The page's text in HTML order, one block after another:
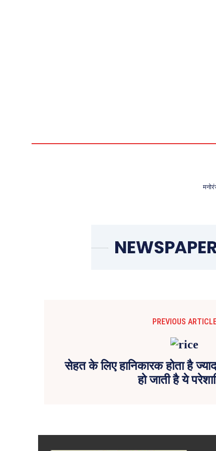
PREVIOUS
सेहत के लिए हानिकारक होता है
हो जाती है ये